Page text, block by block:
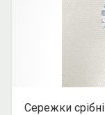
Сережки срібні